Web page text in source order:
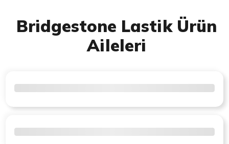
Bridgestone Lastik Ürün
Aileleri